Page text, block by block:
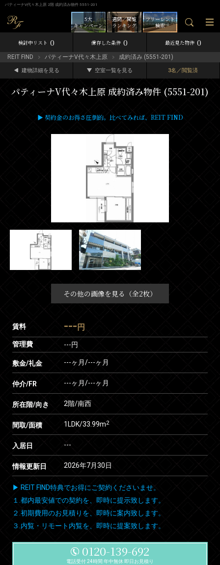
パティーナV代々木上原 2階 成約済み物件 5551-201
フリーレント
検索
週間／閲覧
ランキング
5大
キャンペーン
検討中リスト 0 保存した条件 0 最近見た物件 0
REIT FIND パティーナV代々木上原 成約済み (5551-201)
建物詳細を見る 空室一覧を見る 3名／閲覧済
パティーナV代々木上原 成約済み物件 (5551-201)
▶ 契約金のお得さ圧倒的。比べてみれば、REIT FIND
その他の画像を見る（全2枚）
賃料 --- 円
管理費 ---円
敷金/礼金 ---ヶ月/---ヶ月
仲介/FR ---ヶ月/---ヶ月
所在階/向き 2階/南西
間取/面積 1LDK/33.99m2
入居日 ---
情報更新日 2026年7月30日
▶ REIT FIND特典でお得にご契約くださいませ。
１.都内最安値での契約を、即時に提示致します。
２.初期費用のお見積りを、即時に案内致します。
３.内覧・リモート内覧を、即時に提案致します。
0120-139-692
電話受付 24時間 年中無休 即日お見積り